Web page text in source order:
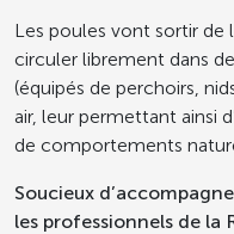
Les poules vont sortir de
circuler librement dans
(équipés de perchoirs,
air, leur permettant ainsi
de comportements
Soucieux
les professionnels de la